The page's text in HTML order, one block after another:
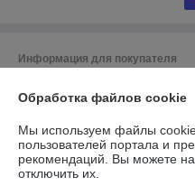
Информация для покупателя
"АльгоТрейд"
вход с правого торца здания)
Регистрационный номер ЕГР:
Обработка файлов cookie
Мы используем файлы
пользователей портала и
рекомендаций. Вы можете
отключить их.